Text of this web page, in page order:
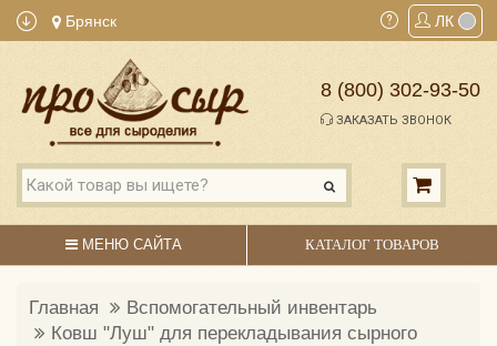
Брянск ЛК
8 (800) 302-93-50
ЗАКАЗАТЬ ЗВОНОК
МЕНЮ САЙТА КАТАЛОГ ТОВАРОВ
Главная
Вспомогательный инвентарь
Ковш "Луш" для перекладывания сырного